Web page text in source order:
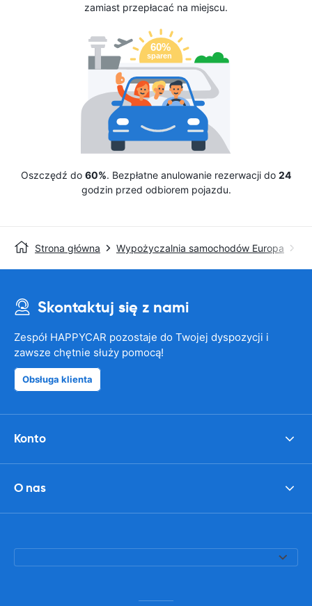
zamiast przepłacać na miejscu.
Oszczędź do 60%. Bezpłatne anulowanie rezerwacji do 24
godzin przed odbiorem pojazdu.
Strona główna Wypożyczalnia samochodów Europa
Skontaktuj się z nami
Zespół HAPPYCAR pozostaje do Twojej dyspozycji i
zawsze chętnie służy pomocą!
Obsługa klienta
Konto
O nas